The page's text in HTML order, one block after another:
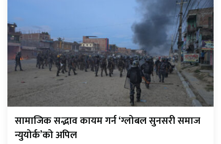
सामाजिक सद्भाव कायम गर्न ‘ग्लोबल सुनसरी समाज
न्युयोर्क’को अपिल